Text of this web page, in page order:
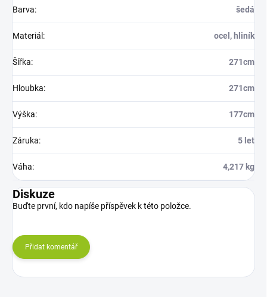
Barva: šedá
Materiál : ocel, hliník
Šířka: 271cm
Hloubka: 271cm
Výška: 177cm
Záruka: 5 let
Váha: 4,217 kg
Diskuze
Buďte první, kdo napíše příspěvek k této položce.
Přidat komentář